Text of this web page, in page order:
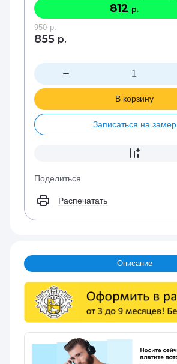
812 р.
950 р.
855 р.
В корзину
Записаться на замер
Поделиться
Распечатать
Описание